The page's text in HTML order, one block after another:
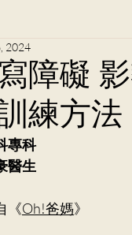
Dr. Lee
障礙
練方法
2024
專科
醫生
《Oh!爸媽》